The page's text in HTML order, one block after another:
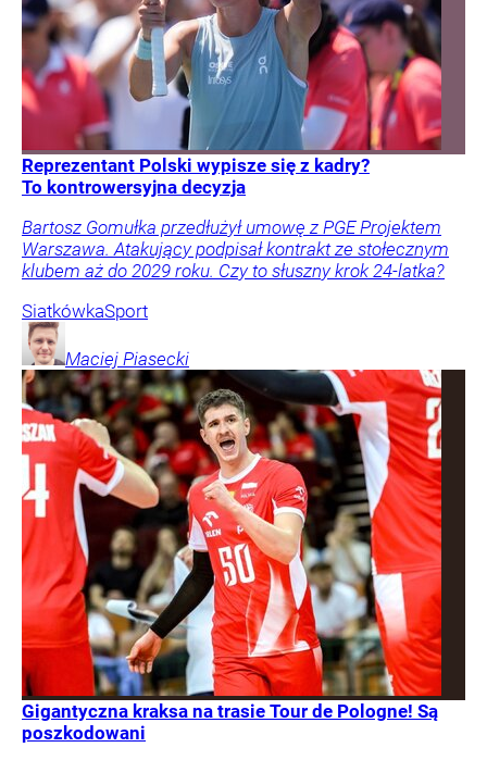
Reprezentant Polski wypisze się z kadry?
To kontrowersyjna decyzja
Bartosz Gomułka przedłużył umowę z PGE Projektem
Warszawa. Atakujący podpisał kontrakt ze stołecznym
klubem aż do 2029 roku. Czy to słuszny krok 24-latka?
SiatkówkaSport
Maciej Piasecki
Gigantyczna kraksa na trasie Tour de Pologne! Są
poszkodowani